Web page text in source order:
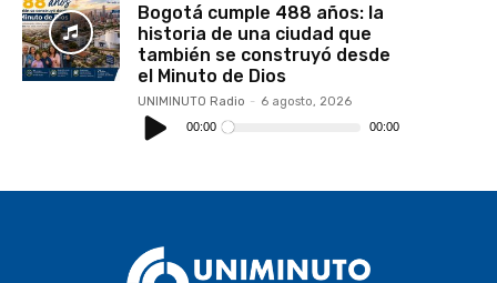
Bogotá cumple 488 años: la
historia de una ciudad que
también se construyó desde
el Minuto de Dios
UNIMINUTO Radio - 6 agosto, 2026
Reproductor
de
audio
00:00 00:00